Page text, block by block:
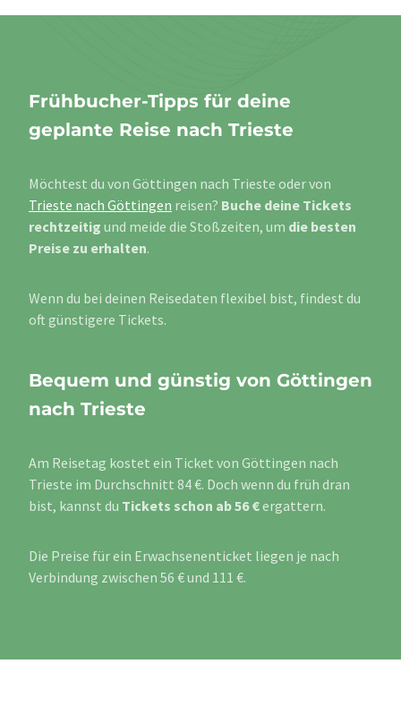
Frühbucher-Tipps für deine
geplante Reise nach Trieste
Möchtest du von Göttingen nach Trieste oder von
Trieste nach Göttingen reisen? Buche deine Tickets
rechtzeitig und meide die Stoßzeiten, um die besten
Preise zu erhalten.
Wenn du bei deinen Reisedaten flexibel bist, findest du
oft günstigere Tickets.
Bequem und günstig von Göttingen
nach Trieste
Am Reisetag kostet ein Ticket von Göttingen nach
Trieste im Durchschnitt 84 €. Doch wenn du früh dran
bist, kannst du Tickets schon ab 56 €ergattern.
Die Preise für ein Erwachsenenticket liegen je nach
Verbindung zwischen 56 € und 111 €.